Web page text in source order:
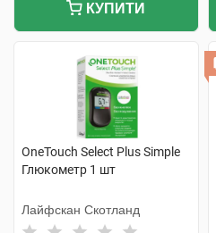
КУПИТИ
OneTouch Select Plus Simple
Глюкометр 1 шт
Лайфскан Скотланд